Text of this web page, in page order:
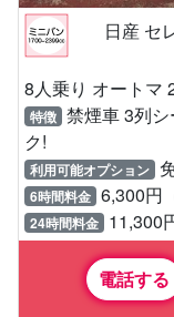
日産 セ
8人乗り オートマ
特徴 禁煙車 3列シ
ク!
利用可能オプション
6時間料金 6,300円
24時間料金 11,300
電話する